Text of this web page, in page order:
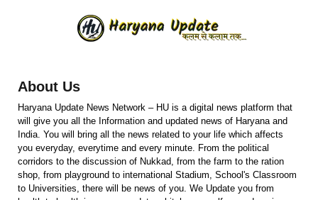
About Us
Haryana Update News Network – HU is a digital news platform that
will give you all the Information and updated news of Haryana and
India. You will bring all the news related to your life which affects
you everyday, everytime and every minute. From the political
corridors to the discussion of Nukkad, from the farm to the ration
shop, from playground to international Stadium, School's Classroom
to Universities, there will be news of you. We Update you from